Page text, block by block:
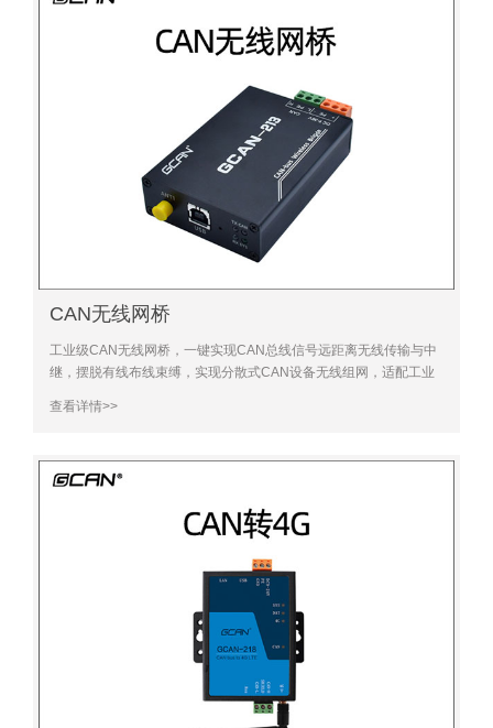
CAN无线网桥
工业级CAN无线网桥，一键实现CAN总线信号远距离无线传输与中
继，摆脱有线布线束缚，实现分散式CAN设备无线组网，适配工业
查看详情>>